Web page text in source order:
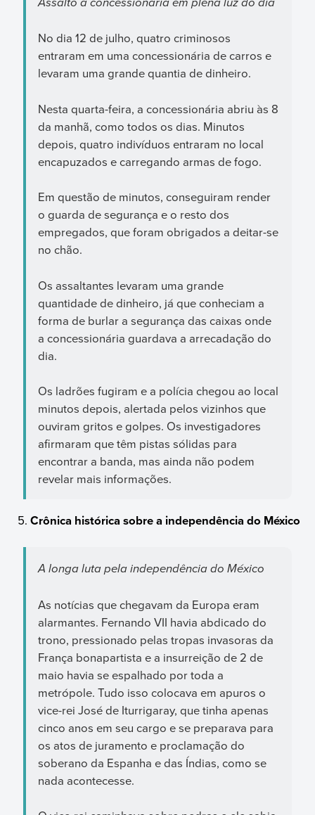
No dia 12 de julho, quatro criminosos
entraram em uma concessionária de carros e
levaram uma grande quantia de dinheiro.
Nesta quarta-feira, a concessionária abriu às 8
da manhã, como todos os dias. Minutos
depois, quatro indivíduos entraram no local
encapuzados e carregando armas de fogo.
Em questão de minutos, conseguiram render
o guarda de segurança e o resto dos
empregados, que foram obrigados a deitar-se
no chão.
Os assaltantes levaram uma grande
quantidade de dinheiro, já que conheciam a
forma de burlar a segurança das caixas onde
a concessionária guardava a arrecadação do
dia.
Os ladrões fugiram e a polícia chegou ao local
minutos depois, alertada pelos vizinhos que
ouviram gritos e golpes. Os investigadores
afirmaram que têm pistas sólidas para
encontrar a banda, mas ainda não podem
revelar mais informações.
Crônica histórica sobre a independência do México
A longa luta pela independência do México
As notícias que chegavam da Europa eram
alarmantes. Fernando VII havia abdicado do
trono, pressionado pelas tropas invasoras da
França bonapartista e a insurreição de 2 de
maio havia se espalhado por toda a
metrópole. Tudo isso colocava em apuros o
vice-rei José de Iturrigaray, que tinha apenas
cinco anos em seu cargo e se preparava para
os atos de juramento e proclamação do
soberano da Espanha e das Índias, como se
nada acontecesse.